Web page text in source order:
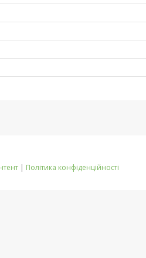
| Політика конфіденційності